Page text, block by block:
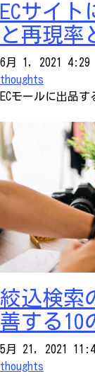
ECサイ
と再現率
6月 1, 2021 4:29
thoughts
ECモールに出品
絞込検索
善する10
5月 21, 2021
thoughts